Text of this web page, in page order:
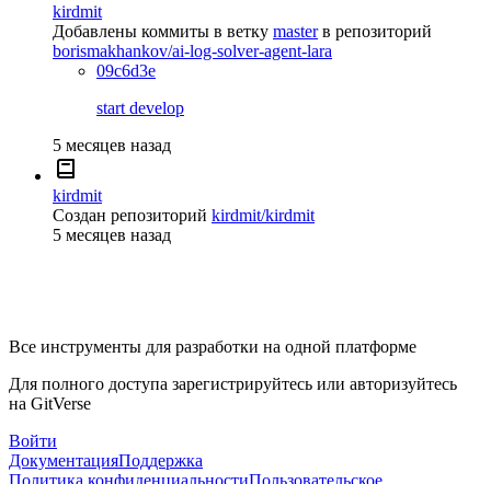
kirdmit
Добавлены коммиты в ветку master в репозиторий
borismakhankov/ai-log-solver-agent-lara
09c6d3e
start develop
5 месяцев назад
kirdmit
Создан репозиторий kirdmit/kirdmit
5 месяцев назад
Все инструменты для разработки на одной платформе
Для полного доступа зарегистрируйтесь или авторизуйтесь
на GitVerse
Войти
ДокументацияПоддержка
Политика конфиденциальностиПользовательское